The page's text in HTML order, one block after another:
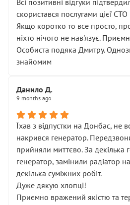
Всі позитивні відгуки
скористався послугами цієї
Якщо коротко то все просто,
ніхто нічого не нав'язує.
Особиста подяка Дмитру.
знайомим
Данило Д.
9 months ago
Їхав з відпустки на Донбас, не
накрився генератор.
прийняли миттєво. За декілька
генератор, замінили радіатор
декілька суміжних робіт.
Дуже дякую хлопці!
Приємно вражений якістю та